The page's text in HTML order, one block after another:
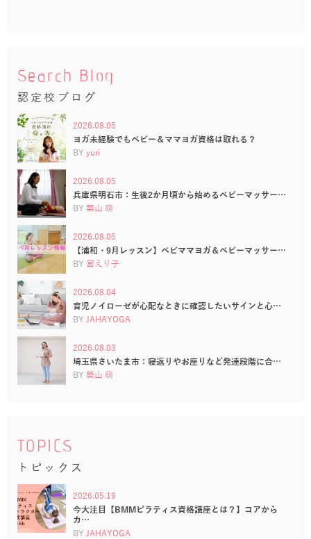
Search Blog
認定校ブログ
2026.08.05
ヨガ未経験でもベビー＆ママヨガ資格は取れる？
BY yuri
2026.08.05
兵庫県明石市：生後2か月頃から始めるベビーマッサー…
BY 築山 萌
2026.08.05
【浦和・9月レッスン】ベビママヨガ＆ベビーマッサー…
BY 宮えり子
2026.08.04
育児ノイローゼが心配なときに確認したいサインと心…
BY JAHAYOGA
2026.08.03
埼玉県さいたま市：寝返りやお座りなど発達段階に合…
BY 築山 萌
TOPICS
トピックス
2026.05.19
今大注目【BMMピラティス資格講座とは？】コアから
カ…
BY JAHAYOGA